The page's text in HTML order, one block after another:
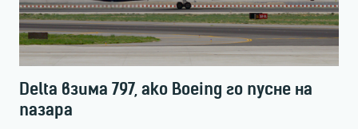
Delta взима 797, ако Boeing го пусне на
пазара